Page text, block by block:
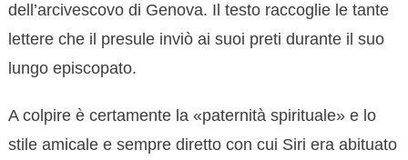
dell’arcivescovo di Genova. Il testo raccoglie le tante
lettere che il presule inviò ai suoi preti durante il suo
lungo episcopato.
A colpire è certamente la «paternità spirituale» e lo
stile amicale e sempre diretto con cui Siri era abituato